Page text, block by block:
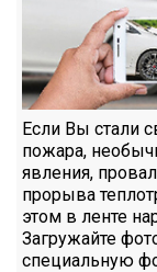
Если Вы стали
пожара,
явления,
прорыва
этом в ленте
Загружайте
специальную